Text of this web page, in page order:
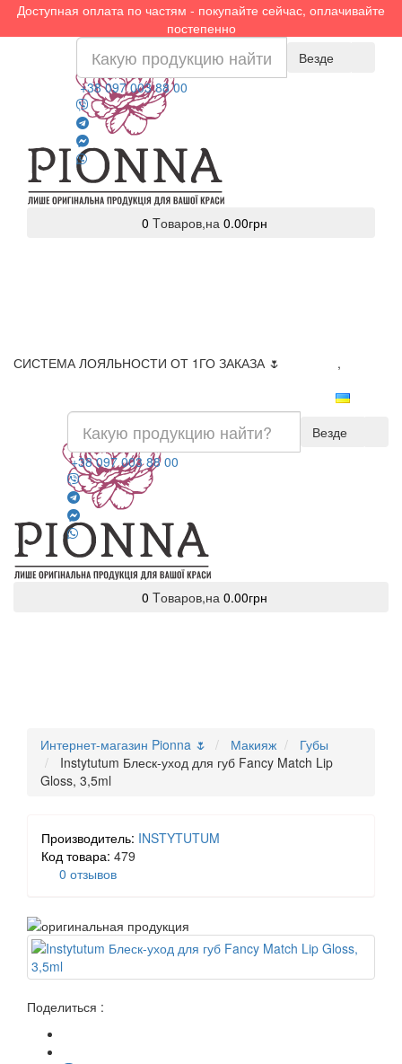
Доступная оплата по частям - покупайте сейчас, оплачивайте
постепенно
Везде
+38 097 003 88 00
0 Tоваров,на 0.00грн
СИСТЕМА ЛОЯЛЬНОСТИ ОТ 1ГО ЗАКАЗА 🌷 ,
Везде
+38 097 003 88 00
0 Tоваров,на 0.00грн
Интернет-магазин Pionna 🌷 Макияж
Губы
Instytutum Блеск-уход для губ Fancy Match Lip
Gloss, 3,5ml
Производитель: INSTYTUTUM
Код товара: 479
0 отзывов
Поделиться :